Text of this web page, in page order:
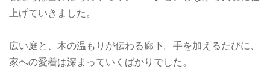
上げていきました。
広い庭と、木の温もりが伝わる廊下。手を加えるたびに、
家への愛着は深まっていくばかりでした。